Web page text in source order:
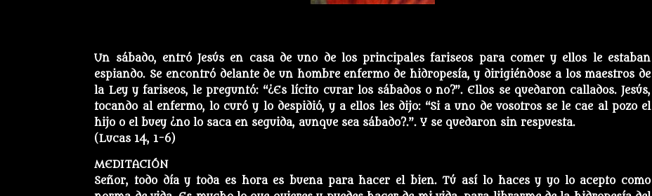
Un sábado, entró Jesús en casa de uno de los principales fariseos para comer y ellos le estaban
espiando. Se encontró delante de un hombre enfermo de hidropesía, y dirigiéndose a los maestros de
la Ley y fariseos, le preguntó: “¿Es lícito curar los sábados o no?”. Ellos se quedaron callados. Jesús,
tocando al enfermo, lo curó y lo despidió, y a ellos les dijo: “Si a uno de vosotros se le cae al pozo el
hijo o el buey ¿no lo saca en seguida, aunque sea sábado?.”. Y se quedaron sin respuesta.
(Lucas 14, 1-6)
MEDITACIÓN
Señor, todo día y toda es hora es buena para hacer el bien. Tú así lo haces y yo lo acepto como